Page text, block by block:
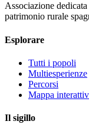
Associazione
patrimonio rurale
Esplorare
Tutti i popoli
Multiesperienze
Percorsi
Mappa
Il sigillo